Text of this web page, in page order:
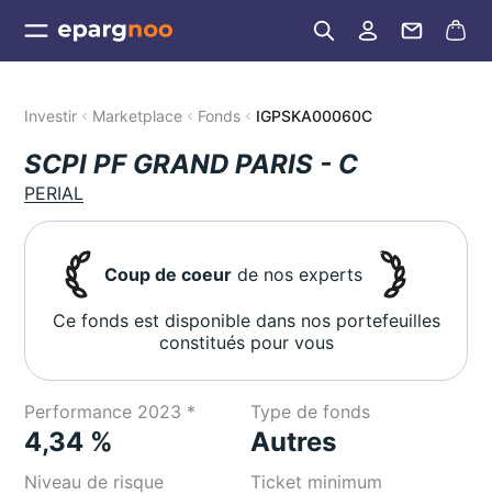
Investir Marketplace Fonds IGPSKA00060C
SCPI PF GRAND PARIS - C
PERIAL
Coup de coeur de nos experts
Ce fonds est disponible dans nos portefeuilles
constitués pour vous
Performance 2023 *
4,34 %
Type de fonds
Autres
Niveau de risque Ticket minimum